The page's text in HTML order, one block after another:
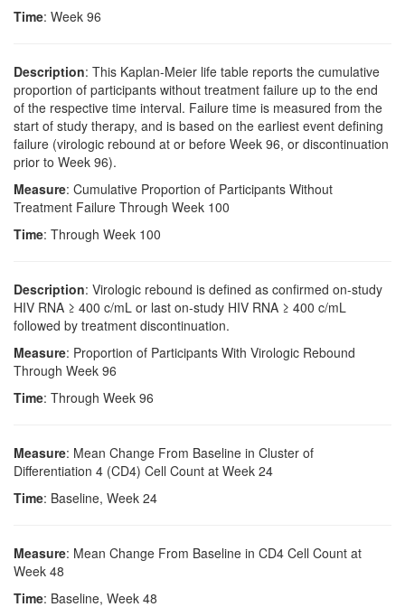
Time: Week 96
Description: This Kaplan-Meier life table reports the cumulative
proportion of participants without treatment failure up to the end
of the respective time interval. Failure time is measured from the
start of study therapy, and is based on the earliest event defining
failure (virologic rebound at or before Week 96, or discontinuation
prior to Week 96).
Measure: Cumulative Proportion of Participants Without
Treatment Failure Through Week 100
Time: Through Week 100
Description: Virologic rebound is defined as confirmed on-study
HIV RNA ≥ 400 c/mL or last on-study HIV RNA ≥ 400 c/mL
followed by treatment discontinuation.
Measure: Proportion of Participants With Virologic Rebound
Through Week 96
Time: Through Week 96
Measure: Mean Change From Baseline in Cluster of
Differentiation 4 (CD4) Cell Count at Week 24
Time: Baseline, Week 24
Measure: Mean Change From Baseline in CD4 Cell Count at
Week 48
Time: Baseline, Week 48